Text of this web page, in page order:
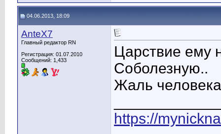
04.06.2013, 18:09
AnteX7
Главный редактор RN
Регистрация: 01.07.2010
Сообщений: 1,433
Царствие ему
Соболезную..
Жаль
https://